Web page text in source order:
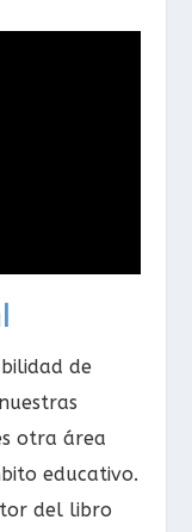
de
otra área
educativo.
del libro